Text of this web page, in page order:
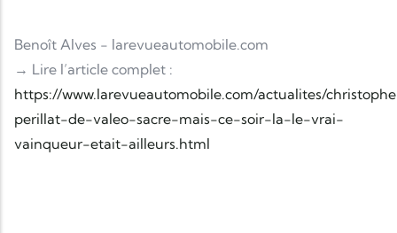
Benoît Alves - larevueautomobile.com
→ Lire l’article complet :
https://www.larevueautomobile.com/actualites/
perillat-de-valeo-sacre-mais-ce-soir-la-le-vrai-
vainqueur-etait-ailleurs.html